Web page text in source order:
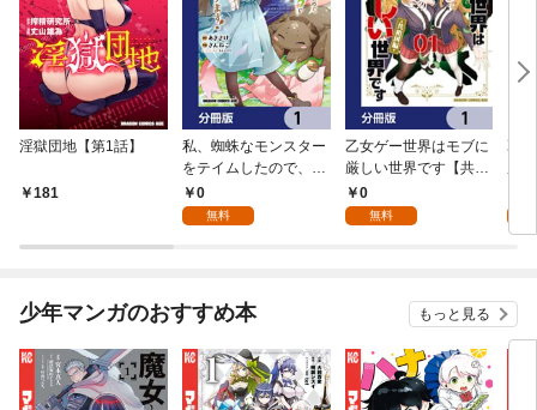
淫獄団地【第1話】
181
私、蜘蛛なモンスター
をテイムしたので、ス
パイダーシルクで裁縫
を頑張ります！【分冊
0
無料
乙女ゲー世界はモブに
厳しい世界です【共和
国編】【分冊版】 1
0
無料
乙
少年マンガのおすすめ本 もっと見る